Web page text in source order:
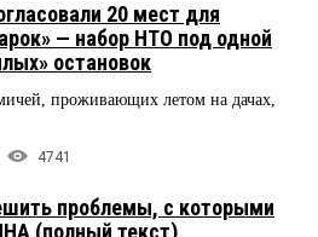
20 мест для
— набор НТО под одной
остановок
проживающих летом на дачах,
4741
проблемы, с которыми
(полный текст)